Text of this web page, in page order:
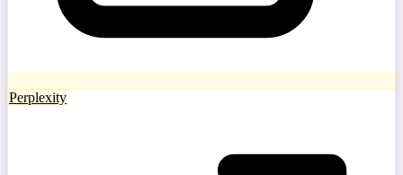
Perplexity